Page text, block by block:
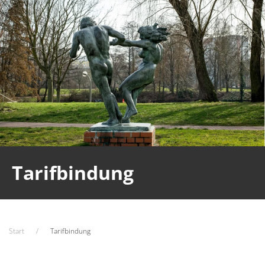
Tarifbindung
Start Tarifbindung